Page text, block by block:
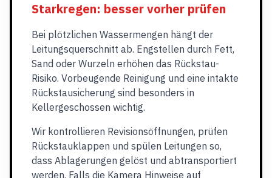
Starkregen: besser vorher prüfen
Bei plötzlichen Wassermengen hängt der
Leitungsquerschnitt ab. Engstellen durch Fett,
Sand oder Wurzeln erhöhen das Rückstau-
Risiko. Vorbeugende Reinigung und eine intakte
Rückstausicherung sind besonders in
Kellergeschossen wichtig.
Wir kontrollieren Revisionsöffnungen, prüfen
Rückstauklappen und spülen Leitungen so,
dass Ablagerungen gelöst und abtransportiert
werden. Falls die Kamera Hinweise auf